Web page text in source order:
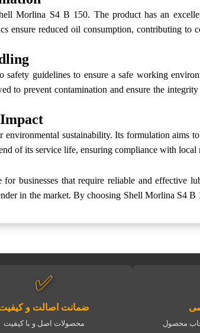
Morlina S4 B 150. The product has an
reduced oil consumption, contributing to
guidelines to ensure a safe working
to prevent contamination and ensure the
sustainability. Its formulation aims
of its service life, ensuring compliance with
businesses that require reliable and effective
in the market. By choosing Shell Morlina S4
محصول
✅
ضمانت اصالت و
محصولات اصل و با کیفیت